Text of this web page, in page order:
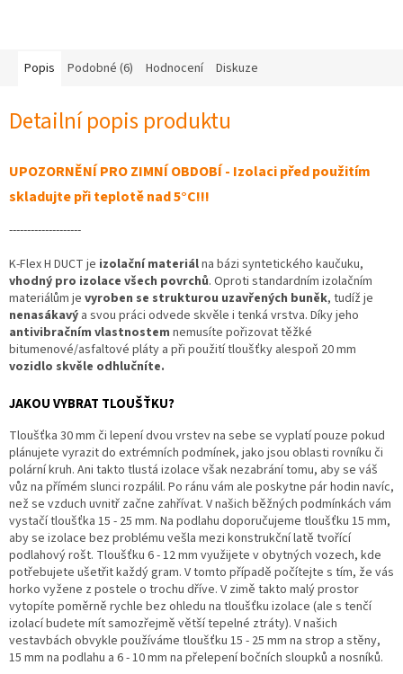
Popis Podobné (6) Hodnocení Diskuze
Detailní popis produktu
UPOZORNĚNÍ PRO ZIMNÍ OBDOBÍ - Izolaci před použitím
skladujte při teplotě nad 5°C!!!
--------------------
K-Flex H DUCT je izolační materiálna bázi syntetického kaučuku,
vhodný pro izolace všech povrchů. Oproti standardním izolačním
materiálům je vyroben se strukturou uzavřených buněk, tudíž je
nenasákavý a svou práci odvede skvěle i tenká vrstva. Díky jeho
antivibračním vlastnostem nemusíte pořizovat těžké
bitumenové/asfaltové pláty a při použití tloušťky alespoň 20 mm
vozidlo skvěle odhlučníte.
JAKOU VYBRAT TLOUŠŤKU?
Tloušťka 30 mm či lepení dvou vrstev na sebe se vyplatí pouze pokud
plánujete vyrazit do extrémních podmínek, jako jsou oblasti rovníku či
polární kruh. Ani takto tlustá izolace však nezabrání tomu, aby se váš
vůz na přímém slunci rozpálil. Po ránu vám ale poskytne pár hodin navíc,
než se vzduch uvnitř začne zahřívat. V našich běžných podmínkách vám
vystačí tloušťka 15 - 25 mm. Na podlahu doporučujeme tloušťku 15 mm,
aby se izolace bez problému vešla mezi konstrukční latě tvořící
podlahový rošt. Tloušťku 6 - 12 mm využijete v obytných vozech, kde
potřebujete ušetřit každý gram. V tomto případě počítejte s tím, že vás
horko vyžene z postele o trochu dříve. V zimě takto malý prostor
vytopíte poměrně rychle bez ohledu na tloušťku izolace (ale s tenčí
izolací budete mít samozřejmě větší tepelné ztráty). V našich
vestavbách obvykle používáme tloušťku 15 - 25 mm na strop a stěny,
15 mm na podlahu a 6 - 10 mm na přelepení bočních sloupků a nosníků.